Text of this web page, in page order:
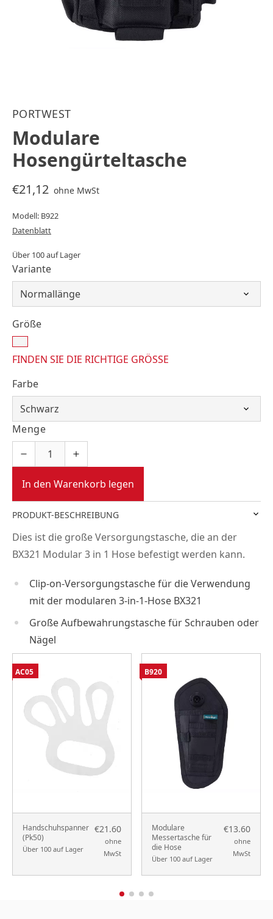
PORTWEST
Modulare
Hosengürteltasche
€21,12 ohne MwSt
Modell: B922
Datenblatt
Über 100 auf Lager
Variante
Größe
FINDEN SIE DIE RICHTIGE GRÖSSE
Farbe
Menge
In den Warenkorb legen
PRODUKT-BESCHREIBUNG
Dies ist die große Versorgungstasche, die an der
BX321 Modular 3 in 1 Hose befestigt werden kann.
Clip-on-Versorgungstasche für die Verwendung
mit der modularen 3-in-1-Hose BX321
Große Aufbewahrungstasche für Schrauben oder
Nägel
Handschuhspanner
(Pk50)
Über 100 auf Lager
€21.60
ohne
MwSt
AC05
Modulare
Messertasche für
die Hose
Über 100 auf Lager
€13.60
ohne
MwSt
B920